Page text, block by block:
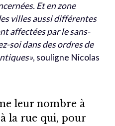
Et en zone
villes aussi différentes
affectées par le sans-
soi dans des ordres de
, souligne Nicolas
leur nombre à
la rue qui, pour